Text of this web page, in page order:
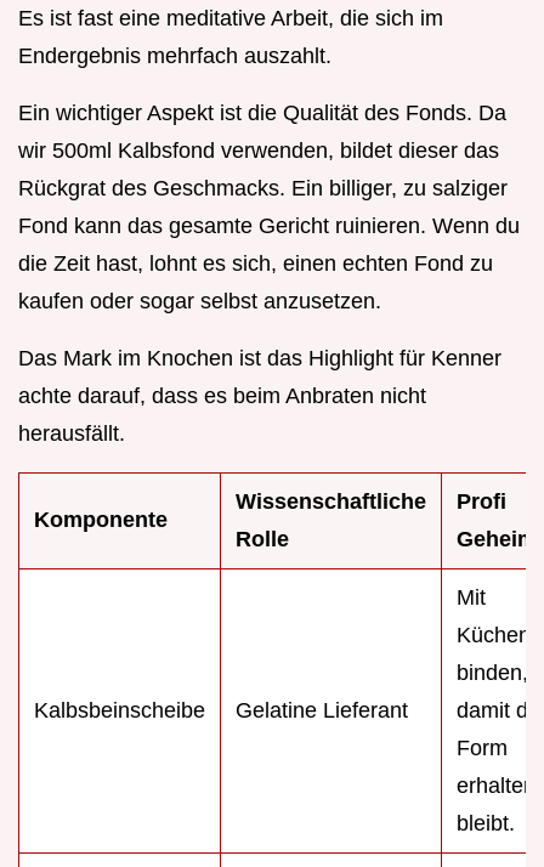
Es ist fast eine meditative Arbeit, die sich im
Endergebnis mehrfach auszahlt.
Ein wichtiger Aspekt ist die Qualität des Fonds. Da
wir 500ml Kalbsfond verwenden, bildet dieser das
Rückgrat des Geschmacks. Ein billiger, zu salziger
Fond kann das gesamte Gericht ruinieren. Wenn du
die Zeit hast, lohnt es sich, einen echten Fond zu
kaufen oder sogar selbst anzusetzen.
Das Mark im Knochen ist das Highlight für Kenner
achte darauf, dass es beim Anbraten nicht
herausfällt.
Komponente
Wissenschaftliche
Rolle
Profi
Kalbsbeinscheibe Gelatine Lieferant
Mit
binden,
damit die
Form
erhalten
bleibt.